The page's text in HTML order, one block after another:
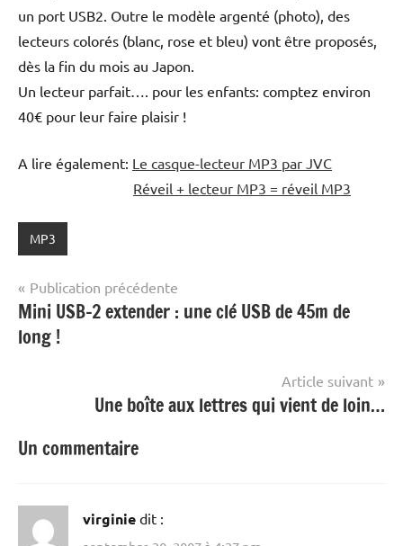
un port USB2. Outre le modèle argenté (photo), des
lecteurs colorés (blanc, rose et bleu) vont être proposés,
dès la fin du mois au Japon.
Un lecteur parfait…. pour les enfants: comptez environ
40€ pour leur faire plaisir !
A lire également: Le casque-lecteur MP3 par JVC
Réveil + lecteur MP3 = réveil MP3
MP3
Navigation
de
l’article
Publication précédente
Mini USB-2 extender : une clé USB de 45m de
long !
Article suivant
Une boîte aux lettres qui vient de loin…
Un commentaire
virginie dit :